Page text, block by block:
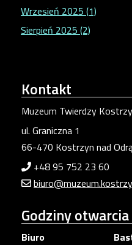
Wrzesień 2025 (1)
Sierpień 2025 (2)
Kontakt
Muzeum Twierdzy
ul. Graniczna 1
66-470 Kostrzyn nad
+48 95 752 23 60
Godziny
Biuro